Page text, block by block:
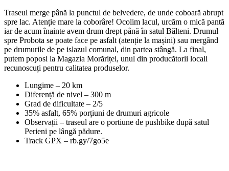
Traseul merge până la punctul de belvedere, de unde coboară abrupt
spre lac. Atenție mare la coborâre! Ocolim lacul, urcăm o mică pantă
iar de acum înainte avem drum drept până în satul Bălteni. Drumul
spre Probota se poate face pe asfalt (atenție la mașini) sau mergând
pe drumurile de pe islazul comunal, din partea stângă. La final,
putem poposi la Magazia Morăriței, unul din producătorii locali
recunoscuți pentru calitatea produselor.
Lungime – 20 km
Diferență de nivel – 300 m
Grad de dificultate – 2/5
35% asfalt, 65% porțiuni de drumuri agricole
Observații – traseul are o portiune de pushbike după satul
Perieni pe lângă pădure.
Track GPX – rb.gy/7go5e